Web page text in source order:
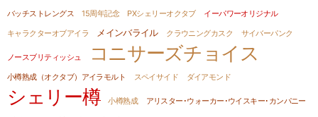
バッチストレングス
15周年記念 PXシェリーオクタブ
イーパワーオリジナル
キャラクターオブアイラ
メインバライル クラウニングカスク サイバーパンク
ノースブリティッシュ コニサーズチョイス
小樽熟成（オクタブ）アイラモルト スペイサイド ダイアモンド
シェリー樽 小樽熟成
アリスター･ウォーカー･ウイスキー･カンパニー